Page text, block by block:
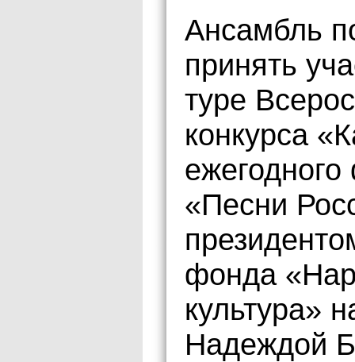
Ансамбль
принять
туре
конкурса
«Песни
фонда
культура»
Надеждой